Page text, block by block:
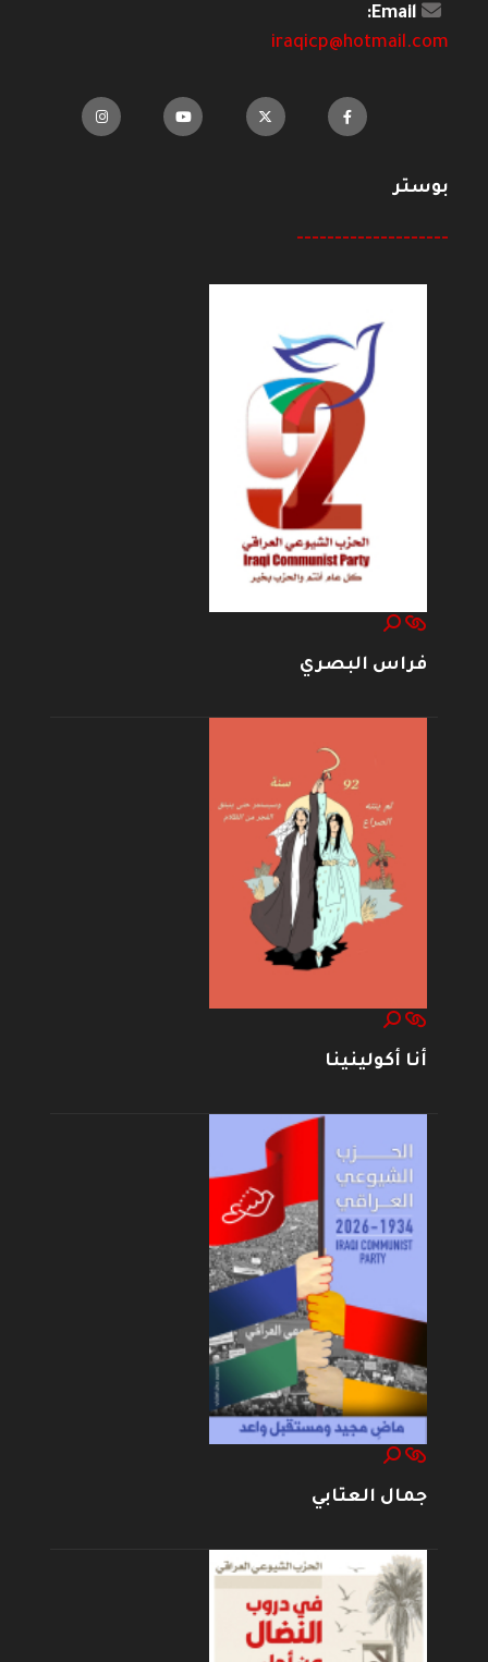
Email:
iraqicp@hotmail.com
بوستر
--------------------
فراس البصري
أنا أكولينينا
جمال العتابي